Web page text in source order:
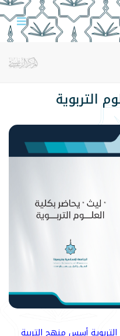
التربوية
أسس منهج التربية